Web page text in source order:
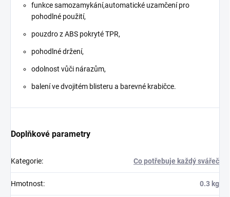
funkce samozamykání,automatické uzamčení pro
pohodlné použití,
pouzdro z ABS pokryté TPR,
pohodlné držení,
odolnost vůči nárazům,
balení ve dvojitém blisteru a barevné krabičce.
Doplňkové parametry
Kategorie: Co potřebuje každý svářeč
Hmotnost: 0.3 kg